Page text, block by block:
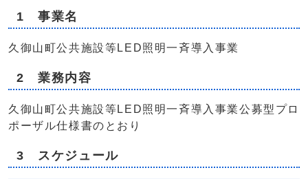
1 事業名
久御山町公共施設等LED照明一斉導入事業
2 業務内容
久御山町公共施設等LED照明一斉導入事業公募型プロ
ポーザル仕様書のとおり
3 スケジュール